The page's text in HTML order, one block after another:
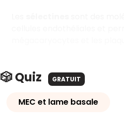
🎲 Quiz GRATUIT
MEC et lame basale